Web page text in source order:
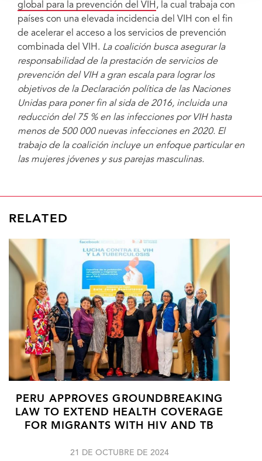
global para la prevención del VIH , la cual trabaja con
países con una elevada incidencia del VIH con el fin
de acelerar el acceso a los servicios de prevención
combinada del VIH. La coalición busca asegurar la
responsabilidad de la prestación de servicios de
prevención del VIH a gran escala para lograr los
objetivos de la Declaración política de las Naciones
Unidas para poner fin al sida de 2016, incluida una
reducción del 75 % en las infecciones por VIH hasta
menos de 500 000 nuevas infecciones en 2020. El
trabajo de la coalición incluye un enfoque particular en
las mujeres jóvenes y sus parejas masculinas.
RELATED
PERU APPROVES GROUNDBREAKING
LAW TO EXTEND HEALTH COVERAGE
FOR MIGRANTS WITH HIV AND TB
21 DE OCTUBRE DE 2024